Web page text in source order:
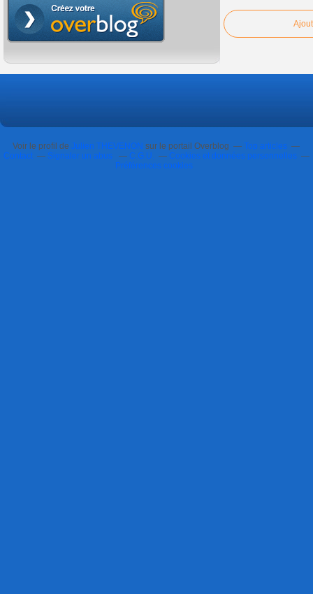
Voir le profil deJulien THEVENON sur le portail Overblog
Top articles
Contact
Signaler un abus C.G.U.
Cookies et données personnelles
Préférences cookies